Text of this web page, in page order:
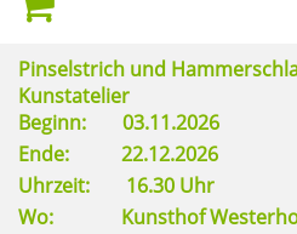
Pinselstrich und
Kunstatelier
Beginn:
03.11.2026
Ende:
22.12.2026
Uhrzeit:
16.30 Uhr
Wo:
Kunsthof